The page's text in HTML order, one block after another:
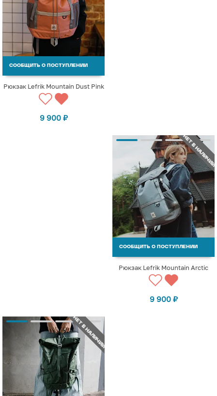
СООБЩИТЬ О ПОСТУПЛЕНИИ
Рюкзак Lefrik Mountain Dust Pink
9 900 ₽
НЕТ В НАЛИЧИИ
СООБЩИТЬ О ПОСТУПЛЕНИИ
Рюкзак Lefrik Mountain Arctic
9 900 ₽
НЕТ В НАЛИЧИИ